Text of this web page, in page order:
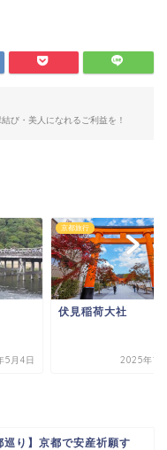
び・美人になれるご利益を！
5月4日
京都旅行
伏見稲荷大社
2025年1
巡り】京都で安産祈願す